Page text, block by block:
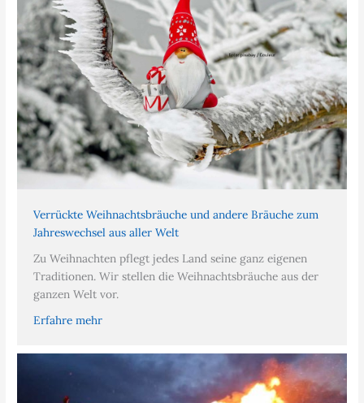
Verrückte Weihnachtsbräuche und andere Bräuche zum
Jahreswechsel aus aller Welt
Zu Weihnachten pflegt jedes Land seine ganz eigenen
Traditionen. Wir stellen die Weihnachtsbräuche aus der
ganzen Welt vor.
Erfahre mehr